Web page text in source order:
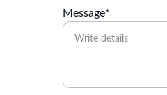
Message*